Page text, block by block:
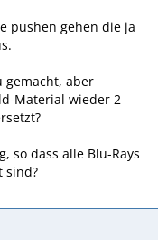
pushen gehen die ja
gemacht, aber
Material wieder 2
so dass alle Blu-Rays
sind?